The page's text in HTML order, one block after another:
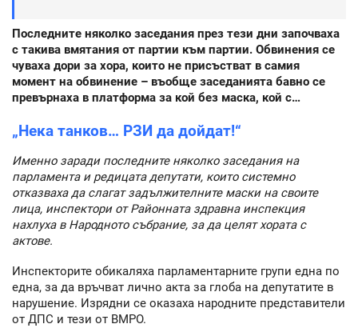
Последните няколко заседания през тези дни започваха
с такива вмятания от партии към партии. Обвинения се
чуваха дори за хора, които не присъстват в самия
момент на обвинение – въобще заседанията бавно се
превърнаха в платформа за кой без маска, кой с…
„Нека танков… РЗИ да дойдат!“
Именно заради последните няколко заседания на
парламента и редицата депутати, които системно
отказваха да слагат задължителните маски на своите
лица, инспектори от Районната здравна инспекция
нахлуха в Народното събрание, за да целят хората с
актове.
Инспекторите обикаляха парламентарните групи една по
една, за да връчват лично акта за глоба на депутатите в
нарушение. Изрядни се оказаха народните представители
от ДПС и тези от ВМРО.